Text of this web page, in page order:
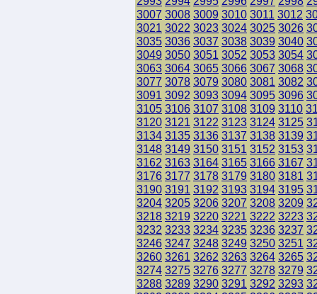
3007 3008 3009 3010 3011 3012
3021 3022 3023 3024 3025 3026
3035 3036 3037 3038 3039 3040
3049 3050 3051 3052 3053 3054
3063 3064 3065 3066 3067 3068
3077 3078 3079 3080 3081 3082
3091 3092 3093 3094 3095 3096
3105 3106 3107 3108 3109 3110
3120 3121 3122 3123 3124 3125
3134 3135 3136 3137 3138 3139
3148 3149 3150 3151 3152 3153
3162 3163 3164 3165 3166 3167
3176 3177 3178 3179 3180 3181
3190 3191 3192 3193 3194 3195
3204 3205 3206 3207 3208 3209
3218 3219 3220 3221 3222 3223
3232 3233 3234 3235 3236 3237
3246 3247 3248 3249 3250 3251
3260 3261 3262 3263 3264 3265
3274 3275 3276 3277 3278 3279
3288 3289 3290 3291 3292 3293